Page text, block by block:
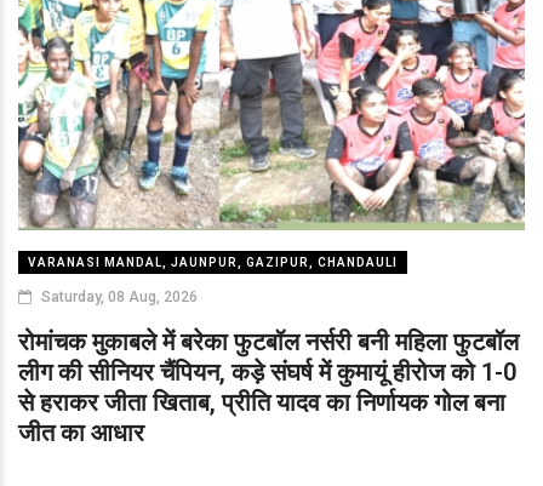
VARANASI MANDAL, JAUNPUR, GAZIPUR, CHANDAULI
Saturday, 08 Aug, 2026
रोमांचक मुकाबले में बरेका फुटबॉल नर्सरी बनी महिला फुटबॉल
लीग की सीनियर चैंपियन, कड़े संघर्ष में कुमायूं हीरोज को 1-0
से हराकर जीता खिताब, प्रीति यादव का निर्णायक गोल बना
जीत का आधार